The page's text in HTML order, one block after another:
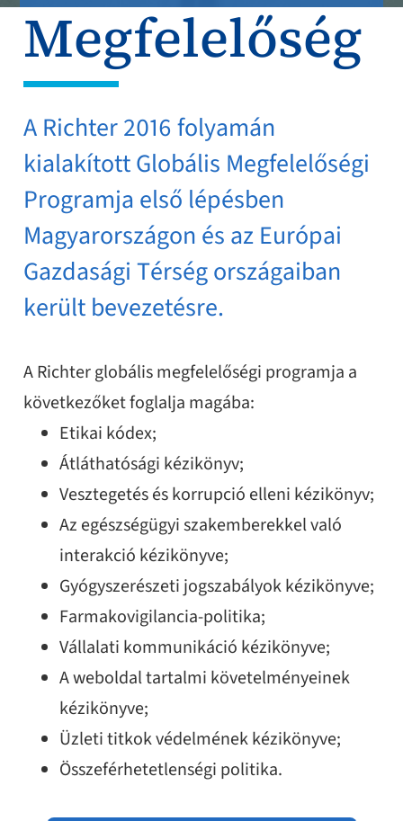
Megfelelőség
A Richter 2016 folyamán
kialakított Globális Megfelelőségi
Programja első lépésben
Magyarországon és az Európai
Gazdasági Térség országaiban
került bevezetésre.
A Richter globális megfelelőségi programja a
következőket foglalja magába:
Etikai kódex;
Átláthatósági kézikönyv;
Vesztegetés és korrupció elleni kézikönyv;
Az egészségügyi szakemberekkel való
interakció kézikönyve;
Gyógyszerészeti jogszabályok kézikönyve;
Farmakovigilancia-politika;
Vállalati kommunikáció kézikönyve;
A weboldal tartalmi követelményeinek
kézikönyve;
Üzleti titkok védelmének kézikönyve;
Összeférhetetlenségi politika.